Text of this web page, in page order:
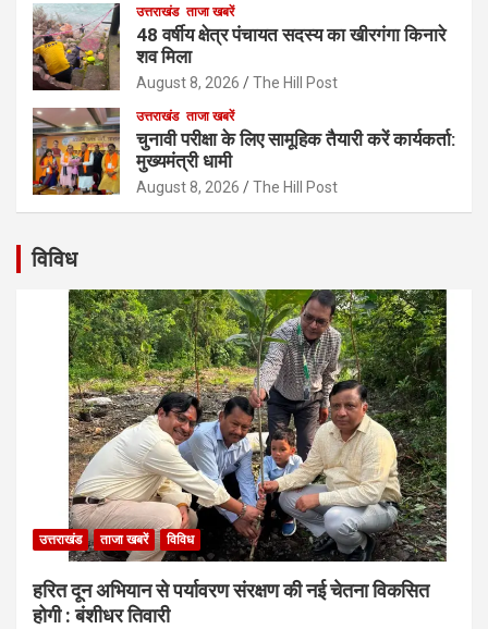
उत्तराखंड ताजा खबरें
48 वर्षीय क्षेत्र पंचायत सदस्य का खीरगंगा किनारे
शव मिला
August 8, 2026 The Hill Post
उत्तराखंड ताजा खबरें
चुनावी परीक्षा के लिए सामूहिक तैयारी करें कार्यकर्ता:
मुख्यमंत्री धामी
August 8, 2026 The Hill Post
विविध
उत्तराखंड ताजा खबरें विविध
हरित दून अभियान से पर्यावरण संरक्षण की नई चेतना विकसित
होगी : बंशीधर तिवारी